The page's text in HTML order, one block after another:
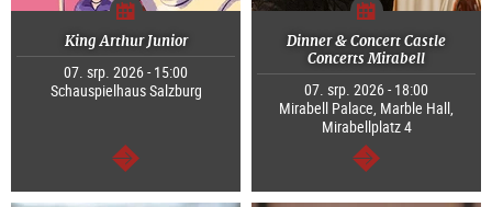
King Arthur Junior
07. srp. 2026 - 15:00
Schauspielhaus Salzburg
continue
Dinner & Concert Castle
Concerts Mirabell
07. srp. 2026 - 18:00
Mirabell Palace, Marble Hall,
Mirabellplatz 4
continue